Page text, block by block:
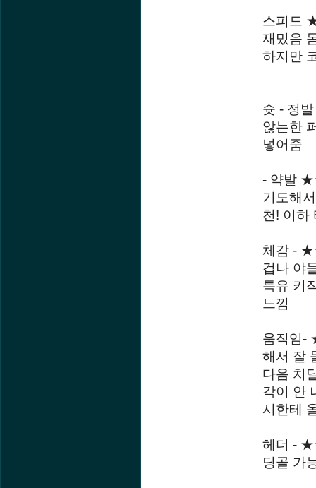
스피드
재밌음
하지만
슛 - 정
않는한
넣어줌
- 약발
기도해
천! 이하
체감 -
겁나 야
특유 키
느낌
움직임-
해서 잘
다음 치
각이 안
시한테
헤더 -
딩골 가